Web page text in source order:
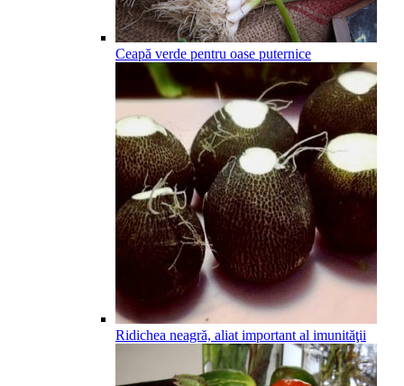
Ceapă verde pentru oase puternice
Ridichea neagră, aliat important al imunităţii